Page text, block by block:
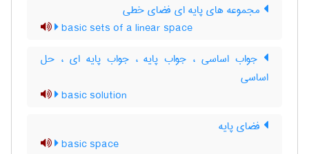
مجموعه های پایه ای فضای خطی
basic sets of a linear space
جواب اساسی ، جواب پایه ، جواب پایه ای ، حل
اساسی
basic solution
فضای پایه
basic space